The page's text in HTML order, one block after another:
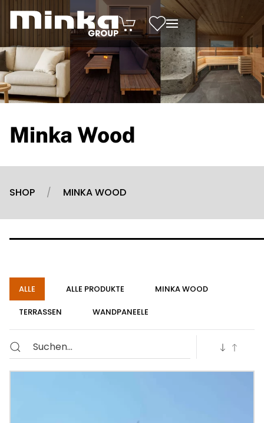
Zum Inhalt springen
Minka Wood
SHOP MINKA WOOD
ALLE ALLE PRODUKTE MINKA WOOD
TERRASSEN WANDPANEELE